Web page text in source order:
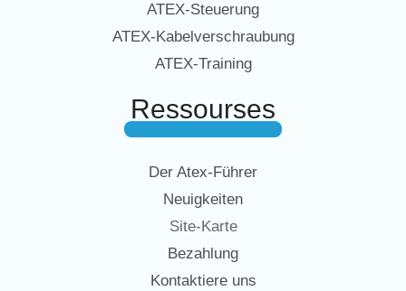
ATEX-Steuerung
ATEX-Kabelverschraubung
ATEX-Training
Ressourses
Der Atex-Führer
Neuigkeiten
Site-Karte
Bezahlung
Kontaktiere uns